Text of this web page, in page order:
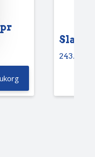
Slang
243.75